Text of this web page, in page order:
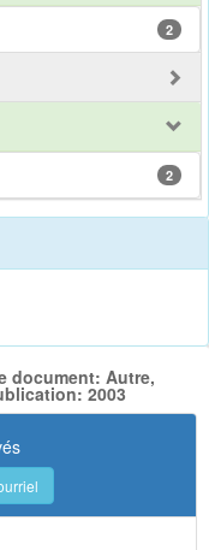
2
2
document: Autre,
2003